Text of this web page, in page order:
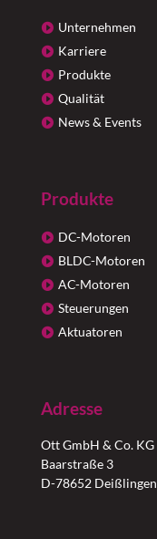
Unternehmen
Karriere
Produkte
Qualität
News & Events
Produkte
DC-Motoren
BLDC-Motoren
AC-Motoren
Steuerungen
Aktuatoren
Adresse
Ott GmbH & Co. KG
Baarstraße 3
D-78652 Deißlingen